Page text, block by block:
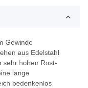
Gewinde
aus Edelstahl
sehr hohen Rost-
lange
bedenkenlos